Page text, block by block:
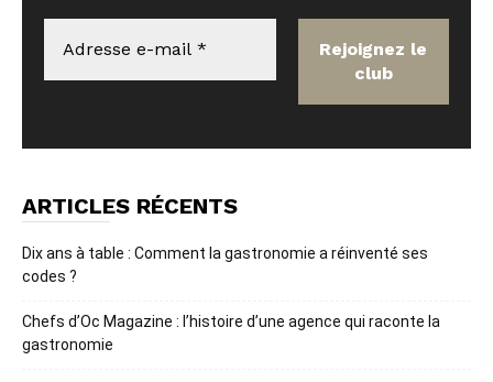
ARTICLES RÉCENTS
Dix ans à table : Comment la gastronomie a réinventé ses
codes ?
Chefs d’Oc Magazine : l’histoire d’une agence qui raconte la
gastronomie